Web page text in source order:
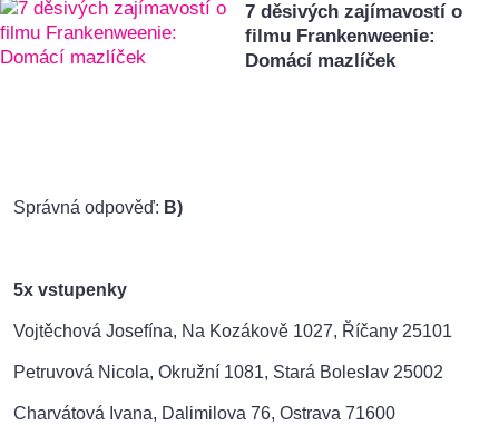
7 děsivých zajímavostí o
filmu Frankenweenie:
Domácí mazlíček
Správná odpověď: B)
5x vstupenky
Vojtěchová Josefína, Na Kozákově 1027, Říčany 25101
Petruvová Nicola, Okružní 1081, Stará Boleslav 25002
Charvátová Ivana, Dalimilova 76, Ostrava 71600